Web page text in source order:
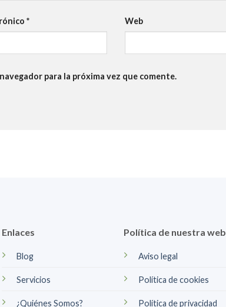
* Web
para la próxima vez que comente.
Enlaces
Blog
Servicios
¿Quiénes Somos?
Política de nuestra web
Aviso legal
Política de cookies
Política de privacidad